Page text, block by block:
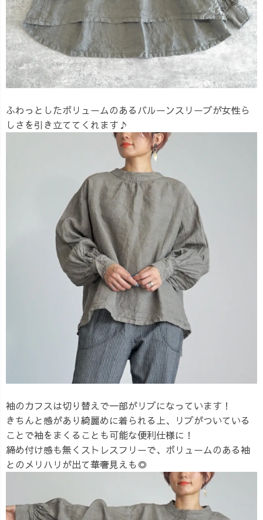
ふわっとしたボリュームのあるバルーンスリーブが女性ら
しさを引き立ててくれます♪
袖のカフスは切り替えで一部がリブになっています！
きちんと感があり綺麗めに着られる上、リブがついている
ことで袖をまくることも可能な便利仕様に！
締め付け感も無くストレスフリーで、ボリュームのある袖
とのメリハリが出て華奢見えも◎